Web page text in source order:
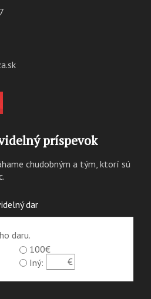
príspevok
chudobným a tým, ktorí sú
dar
daru.
100€
Iný: